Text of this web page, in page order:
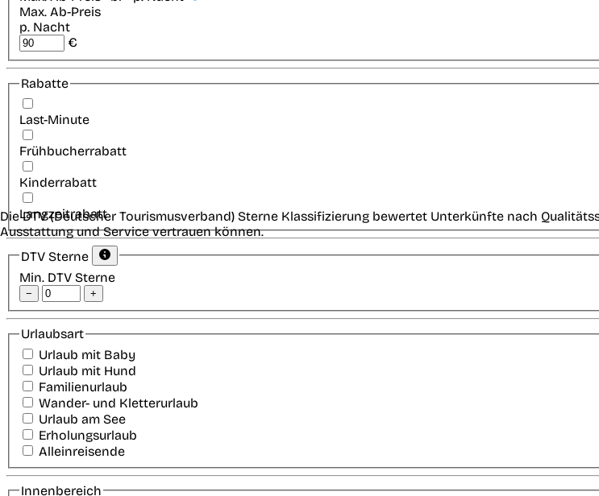
Max. Ab-Preis
p. Nacht
€
Rabatte
Last-Minute
Frühbucherrabatt
Kinderrabatt
Langzeitrabatt
DTV Sterne
Min. DTV Sterne
− +
Die DTV (Deutscher Tourismusverband) Sterne Klassifizierung bewertet Unterkünfte nach
Ausstattung und Service vertrauen können.
Urlaubsart
Urlaub mit Baby
Urlaub mit Hund
Familienurlaub
Wander- und Kletterurlaub
Urlaub am See
Erholungsurlaub
Alleinreisende
Innenbereich